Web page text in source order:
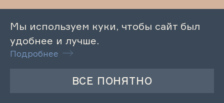
15.05.2025
Лекция
«Достопримечательности г.
Грозного: мечеть «Сердце
Мы используем куки, чтобы сайт был
удобнее и лучше.
Подробнее